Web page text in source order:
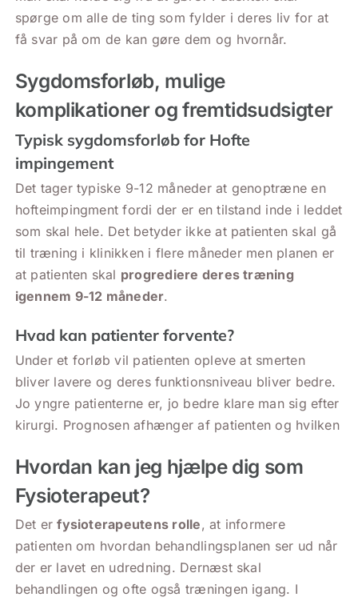
spørge om alle de ting som fylder i deres liv for at
få svar på om de kan gøre dem og hvornår.
Sygdomsforløb, mulige
komplikationer og fremtidsudsigter
Typisk sygdomsforløb for Hofte
impingement
Det tager typiske 9-12 måneder at genoptræne en
hofteimpingment fordi der er en tilstand inde i leddet
som skal hele. Det betyder ikke at patienten skal gå
til træning i klinikken i flere måneder men planen er
at patienten skal progrediere deres træning
igennem 9-12 måneder.
Hvad kan patienter forvente?
Under et forløb vil patienten opleve at smerten
bliver lavere og deres funktionsniveau bliver bedre.
Jo yngre patienterne er, jo bedre klare man sig efter
kirurgi. Prognosen afhænger af patienten og hvilken
Hvordan kan jeg hjælpe dig som
Fysioterapeut?
Det erfysioterapeutens rolle, at informere
patienten om hvordan behandlingsplanen ser ud når
der er lavet en udredning. Dernæst skal
behandlingen og ofte også træningen igang. I